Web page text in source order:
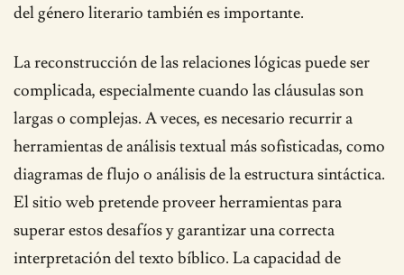
del género literario también es importante.
La reconstrucción de las relaciones lógicas puede ser
complicada, especialmente cuando las cláusulas son
largas o complejas. A veces, es necesario recurrir a
herramientas de análisis textual más sofisticadas, como
diagramas de flujo o análisis de la estructura sintáctica.
El sitio web pretende proveer herramientas para
superar estos desafíos y garantizar una correcta
interpretación del texto bíblico. La capacidad de